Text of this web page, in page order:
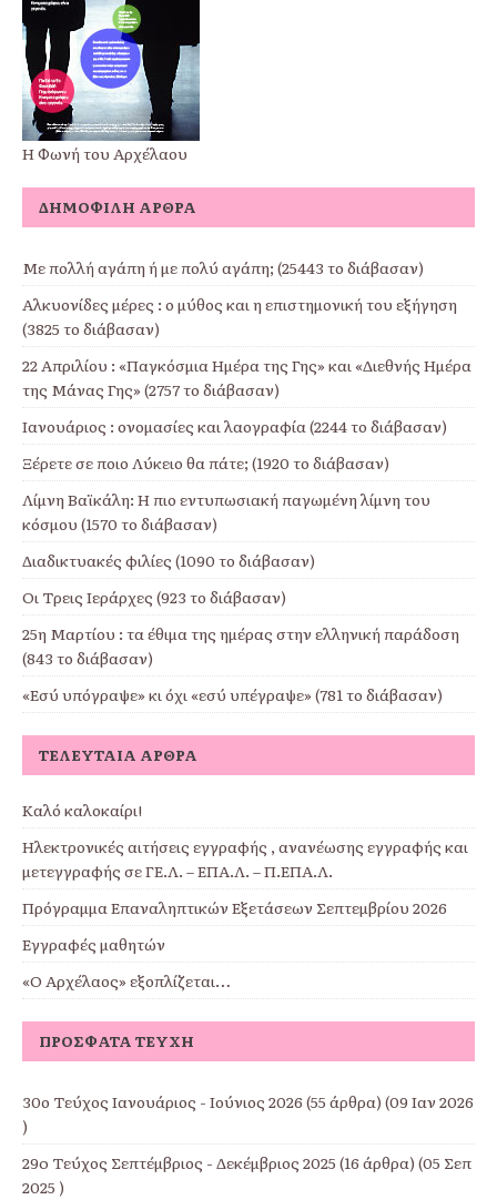
Η Φωνή του Αρχέλαου
ΔΗΜΟΦΙΛΉ ΆΡΘΡΑ
Με πολλή αγάπη ή με πολύ αγάπη; (25443 το διάβασαν)
Αλκυονίδες μέρες : ο μύθος και η επιστημονική του εξήγηση
(3825 το διάβασαν)
22 Απριλίου : «Παγκόσμια Ημέρα της Γης» και «Διεθνής Ημέρα
της Μάνας Γης» (2757 το διάβασαν)
Ιανουάριος : ονομασίες και λαογραφία (2244 το διάβασαν)
Ξέρετε σε ποιο Λύκειο θα πάτε; (1920 το διάβασαν)
Λίμνη Βαϊκάλη: Η πιο εντυπωσιακή παγωμένη λίμνη του
κόσμου (1570 το διάβασαν)
Διαδικτυακές φιλίες (1090 το διάβασαν)
Οι Τρεις Ιεράρχες (923 το διάβασαν)
25η Μαρτίου : τα έθιμα της ημέρας στην ελληνική παράδοση
(843 το διάβασαν)
«Εσύ υπόγραψε» κι όχι «εσύ υπέγραψε» (781 το διάβασαν)
ΤΕΛΕΥΤΑΊΑ ΆΡΘΡΑ
Καλό καλοκαίρι!
Ηλεκτρονικές αιτήσεις εγγραφής , ανανέωσης εγγραφής και
μετεγγραφής σε ΓΕ.Λ. – ΕΠΑ.Λ. – Π.ΕΠΑ.Λ.
Πρόγραμμα Επαναληπτικών Εξετάσεων Σεπτεμβρίου 2026
Εγγραφές μαθητών
«Ο Αρχέλαος» εξοπλίζεται…
ΠΡΌΣΦΑΤΑ ΤΕΎΧΗ
30ο Τεύχος Ιανουάριος - Ιούνιος 2026 (55 άρθρα) (09 Ιαν 2026
)
29o Τεύχος Σεπτέμβριος - Δεκέμβριος 2025 (16 άρθρα) (05 Σεπ
2025 )